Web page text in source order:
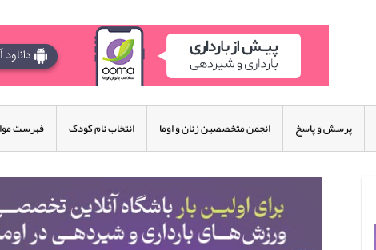
پرسش و پاسخ انجمن متخصصین زنان و اوما انتخاب نام کودک فهرست